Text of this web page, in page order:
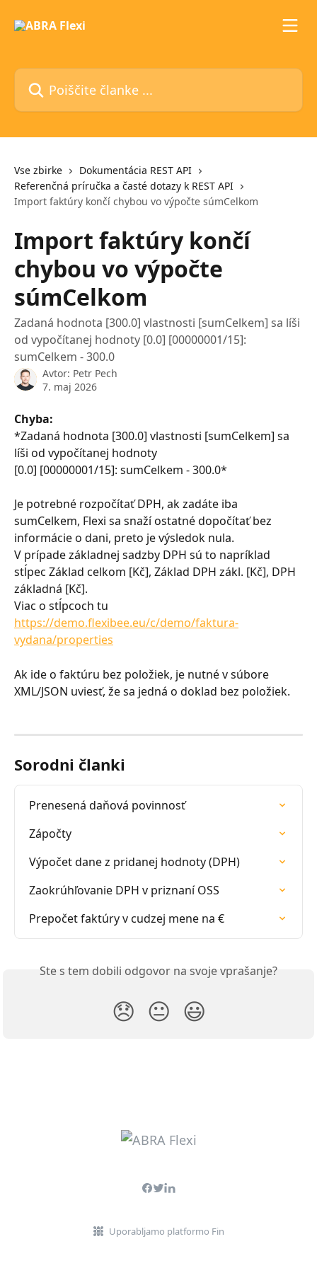
Poiščite članke ...
Vse zbirke
Dokumentácia REST API
Referenčná príručka a časté dotazy k REST API
Import faktúry končí chybou vo výpočte súmCelkom
Import faktúry končí
chybou vo výpočte
súmCelkom
Zadaná hodnota [300.0] vlastnosti [sumCelkem] sa líši
od vypočítanej hodnoty [0.0] [00000001/15]:
sumCelkem - 300.0
Avtor: Petr Pech
7. maj 2026
Chyba:
*Zadaná hodnota [300.0] vlastnosti [sumCelkem] sa
líši od vypočítanej hodnoty
[0.0] [00000001/15]: sumCelkem - 300.0*
Je potrebné rozpočítať DPH, ak zadáte iba
sumCelkem, Flexi sa snaží ostatné dopočítať bez
informácie o dani, preto je výsledok nula.
V prípade základnej sadzby DPH sú to napríklad
stĺpec Základ celkom [Kč], Základ DPH zákl. [Kč], DPH
základná [Kč].
Viac o stĺpcoch tu
https://demo.flexibee.eu/c/demo/faktura-
vydana/properties
Ak ide o faktúru bez položiek, je nutné v súbore
XML/JSON uviesť, že sa jedná o doklad bez položiek.
Sorodni članki
Prenesená daňová povinnosť
Zápočty
Výpočet dane z pridanej hodnoty (DPH)
Zaokrúhľovanie DPH v priznaní OSS
Prepočet faktúry v cudzej mene na €
Ste s tem dobili odgovor na svoje vprašanje?
😞 😐 😃
Uporabljamo platformo Fin